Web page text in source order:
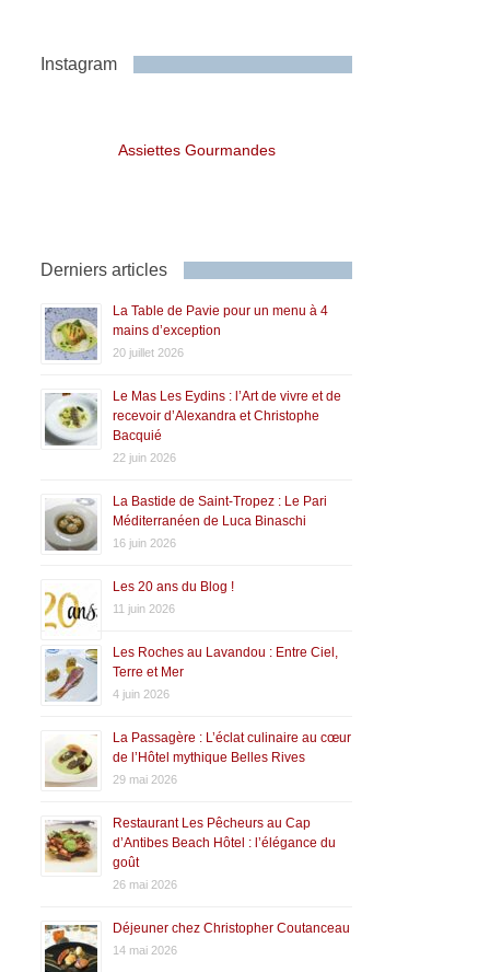
Instagram
Assiettes Gourmandes
Derniers articles
La Table de Pavie pour un menu à 4
mains d’exception
20 juillet 2026
Le Mas Les Eydins : l’Art de vivre et de
recevoir d’Alexandra et Christophe
Bacquié
22 juin 2026
La Bastide de Saint-Tropez : Le Pari
Méditerranéen de Luca Binaschi
16 juin 2026
Les 20 ans du Blog !
11 juin 2026
Les Roches au Lavandou : Entre Ciel,
Terre et Mer
4 juin 2026
La Passagère : L’éclat culinaire au cœur
de l’Hôtel mythique Belles Rives
29 mai 2026
Restaurant Les Pêcheurs au Cap
d’Antibes Beach Hôtel : l’élégance du
goût
26 mai 2026
Déjeuner chez Christopher Coutanceau
14 mai 2026